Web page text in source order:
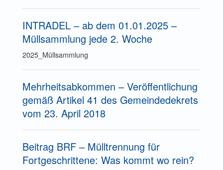
INTRADEL – ab dem 01.01.2025 –
Müllsammlung jede 2. Woche
2025_Müllsammlung
Mehrheitsabkommen – Veröffentlichung
gemäß Artikel 41 des Gemeindedekrets
vom 23. April 2018
Beitrag BRF – Mülltrennung für
Fortgeschrittene: Was kommt wo rein?